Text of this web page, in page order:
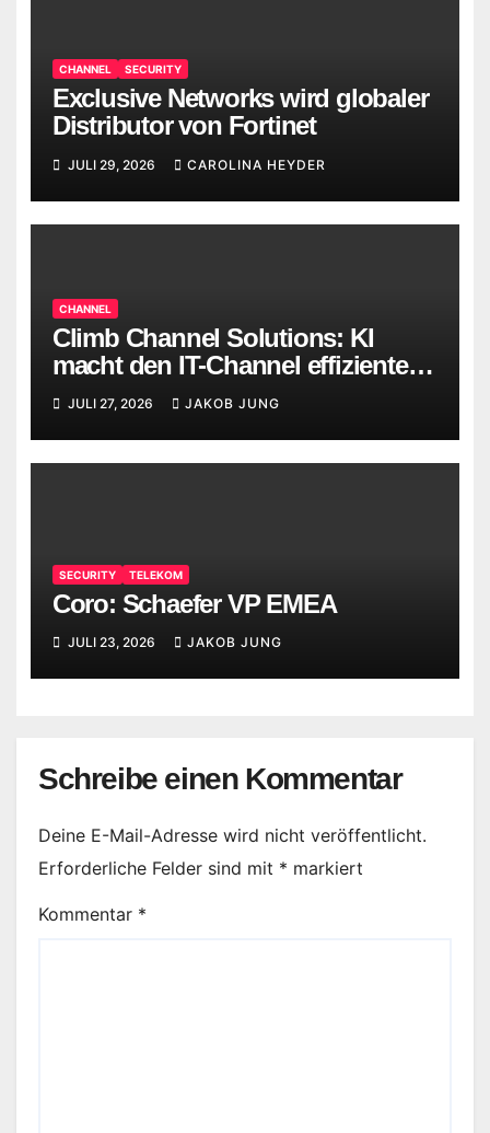
CHANNEL SECURITY
Exclusive Networks wird globaler
Distributor von Fortinet
JULI 29, 2026 CAROLINA HEYDER
CHANNEL
Climb Channel Solutions: KI
macht den IT-Channel effizienter,
ersetzt Menschen aber nicht
JULI 27, 2026 JAKOB JUNG
SECURITY TELEKOM
Coro: Schaefer VP EMEA
JULI 23, 2026 JAKOB JUNG
Schreibe einen Kommentar
Deine E-Mail-Adresse wird nicht veröffentlicht.
Erforderliche Felder sind mit * markiert
Kommentar *